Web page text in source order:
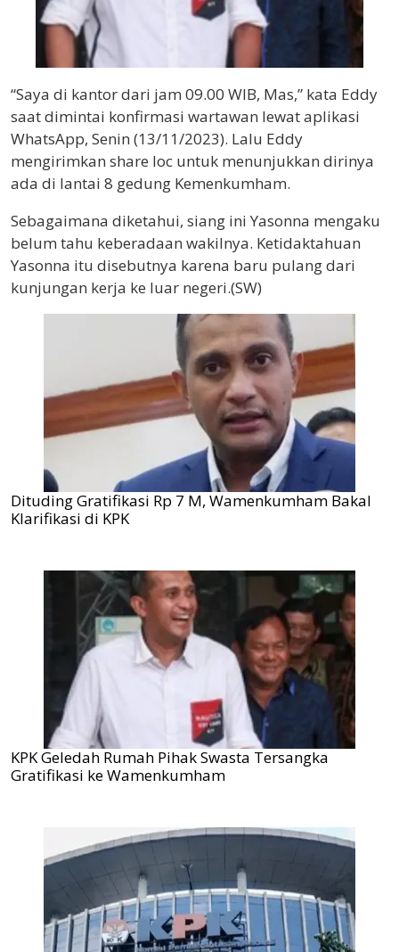
“Saya di kantor dari jam 09.00 WIB, Mas,” kata Eddy
saat dimintai konfirmasi wartawan lewat aplikasi
WhatsApp, Senin (13/11/2023). Lalu Eddy
mengirimkan share loc untuk menunjukkan dirinya
ada di lantai 8 gedung Kemenkumham.
Sebagaimana diketahui, siang ini Yasonna mengaku
belum tahu keberadaan wakilnya. Ketidaktahuan
Yasonna itu disebutnya karena baru pulang dari
kunjungan kerja ke luar negeri.(SW)
Dituding Gratifikasi Rp 7 M, Wamenkumham Bakal
Klarifikasi di KPK
KPK Geledah Rumah Pihak Swasta Tersangka
Gratifikasi ke Wamenkumham